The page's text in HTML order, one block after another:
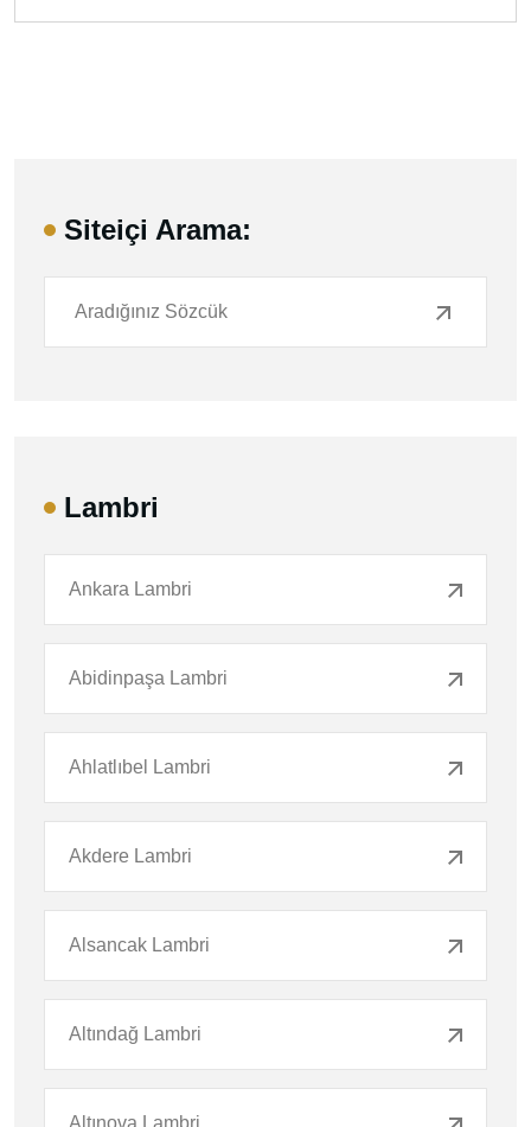
Siteiçi Arama:
Lambri
Ankara Lambri
Abidinpaşa Lambri
Ahlatlıbel Lambri
Akdere Lambri
Alsancak Lambri
Altındağ Lambri
Altınova Lambri